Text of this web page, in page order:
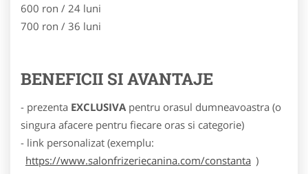
600 ron / 24 luni
700 ron / 36 luni
BENEFICII SI AVANTAJE
- prezenta EXCLUSIVA pentru orasul dumneavoastra (o
singura afacere pentru fiecare oras si categorie)
- link personalizat (exemplu:
https://www.salonfrizeriecanina.com/constanta )